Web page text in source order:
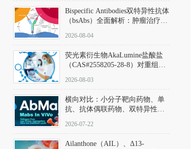
体介导的神经元凋亡。其经典应
用即为选择性损毁中脑黑质致密
部多巴胺能神经元，从而可靠模
拟帕金森病的核心病理与行为表
Bispecific Antibodies双特异性抗体
（bsAbs）全面解析：肿瘤治疗的
2026-08-04
荧光素衍生物AkaLumine盐酸盐
（CAS#2558205-28-8）对重组萤
数（Km）为2.06 μM；其近红外
发光特性赋予优异的组织穿透能
力，大幅增强成像信噪比，从而
实现活体动物模型中极低给药剂
量下的高灵敏度、非侵入式生物
2026-08-03
横向对比：小分子靶向药物、单
抗、抗体偶联药物、双特异性抗
及应用瓶颈
2026-07-22
Ailanthone（AIL）、Δ13-